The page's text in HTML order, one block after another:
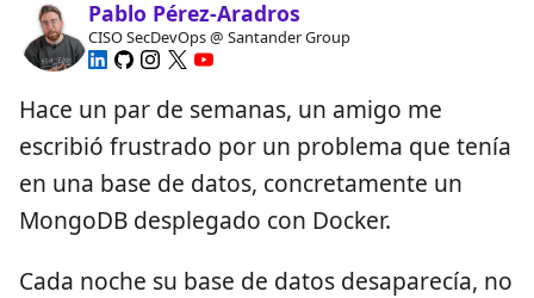
Pablo Pérez-Aradros
CISO SecDevOps @ Santander Group
Hace un par de semanas, un amigo me
escribió frustrado por un problema que tenía
en una base de datos, concretamente un
MongoDB desplegado con Docker.
Cada noche su base de datos desaparecía, no